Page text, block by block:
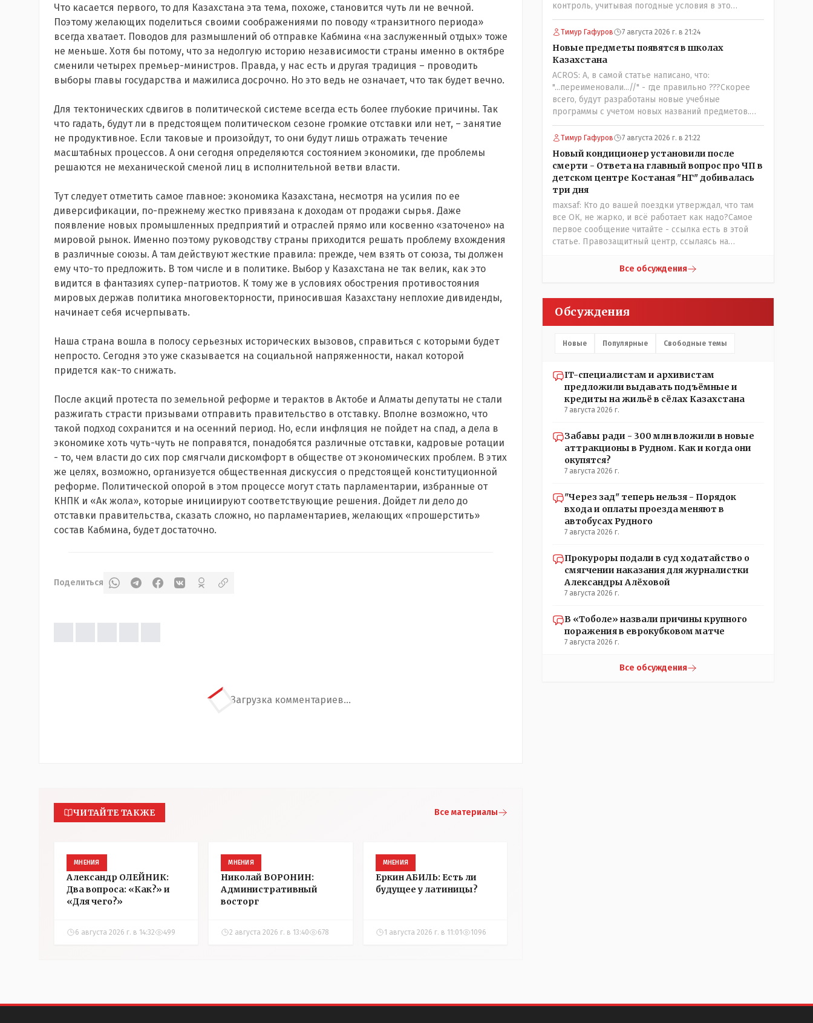
Что касается первого, то для Казахстана эта тема, похоже, становится чуть ли не вечной.
Поэтому желающих поделиться своими соображениями по поводу «транзитного периода»
всегда хватает. Поводов для размышлений об отправке Кабмина «на заслуженный отдых» тоже
не меньше. Хотя бы потому, что за недолгую историю независимости страны именно в октябре
сменили четырех премьер-министров. Правда, у нас есть и другая традиция – проводить
выборы главы государства и мажилиса досрочно. Но это ведь не означает, что так будет вечно.
Для тектонических сдвигов в политической системе всегда есть более глубокие причины. Так
что гадать, будут ли в предстоящем политическом сезоне громкие отставки или нет, – занятие
не продуктивное. Если таковые и произойдут, то они будут лишь отражать течение
масштабных процессов. А они сегодня определяются состоянием экономики, где проблемы
решаются не механической сменой лиц в исполнительной ветви власти.
Тут следует отметить самое главное: экономика Казахстана, несмотря на усилия по ее
диверсификации, по-прежнему жестко привязана к доходам от продажи сырья. Даже
появление новых промышленных предприятий и отраслей прямо или косвенно «заточено» на
мировой рынок. Именно поэтому руководству страны приходится решать проблему вхождения
в различные союзы. А там действуют жесткие правила: прежде, чем взять от союза, ты должен
ему что-то предложить. В том числе и в политике. Выбор у Казахстана не так велик, как это
видится в фантазиях супер-патриотов. К тому же в условиях обострения противостояния
мировых держав политика многовекторности, приносившая Казахстану неплохие дивиденды,
начинает себя исчерпывать.
Наша страна вошла в полосу серьезных исторических вызовов, справиться с которыми будет
непросто. Сегодня это уже сказывается на социальной напряженности, накал которой
придется как-то снижать.
После акций протеста по земельной реформе и терактов в Актобе и Алматы депутаты не стали
разжигать страсти призывами отправить правительство в отставку. Вполне возможно, что
такой подход сохранится и на осенний период. Но, если инфляция не пойдет на спад, а дела в
экономике хоть чуть-чуть не поправятся, понадобятся различные отставки, кадровые ротации
- то, чем власти до сих пор смягчали дискомфорт в обществе от экономических проблем. В этих
же целях, возможно, организуется общественная дискуссия о предстоящей конституционной
реформе. Политической опорой в этом процессе могут стать парламентарии, избранные от
КНПК и «Ак жола», которые инициируют соответствующие решения. Дойдет ли дело до
отставки правительства, сказать сложно, но парламентариев, желающих «прошерстить»
состав Кабмина, будет достаточно.
Поделиться
Загрузка комментариев...
ЧИТАЙТЕ ТАКЖЕ Все материалы
МНЕНИЯ
Александр ОЛЕЙНИК:
Два вопроса: «Как?» и
«Для чего?»
6 августа 2026 г. в 14:32 499
МНЕНИЯ
Николай ВОРОНИН:
Административный
восторг
2 августа 2026 г. в 13:40 678
МНЕНИЯ
Еркин АБИЛЬ: Есть ли
будущее у латиницы?
1 августа 2026 г. в 11:01 1096
контроль, учитывая погодные условия в это
лето.Мы решили. что это - противоречие. Вы
считаете иначе?Ну тут противоречия нет. Этот
трагедии, то есть 29 июля, когда спешно
установили и воду, и новые кондиционеры, и
впервые поставили температурный режим на
контроль. То есть первая часть - информация до
трагедии, вторая часть - информация после
трагедии, когда все уже было исправлено.
Тимур Гафуров 7 августа 2026 г. в 21:24
Новые предметы появятся в школах
Казахстана
ACROS: А, в самой статье написано, что:
"...переименовали...//" - где правильно ???Скорее
всего, будут разработаны новые учебные
программы с учетом новых названий предметов.
Так что предметы - новые. Хоть и
переименованные)
Тимур Гафуров 7 августа 2026 г. в 21:22
Новый кондиционер установили после
смерти - Ответа на главный вопрос про ЧП в
детском центре Костаная "НГ" добивалась
три дня
maxsaf: Кто до вашей поездки утверждал, что там
все ОК, не жарко, и всё работает как надо?Самое
первое сообщение читайте - ссылка есть в этой
статье. Правозащитный центр, ссылаясь на
чате, которые прислали ему в виде
времени их установили только в помещениях,
предназначенных для административно-
управленческого персонала. И Также в каждой
группе установлены кондиционеры, питьевой и
контроль, учитывая погодные условия в это лето.
Мы решили. что это - противоречие. Вы считаете
иначе?
Все обсуждения
Обсуждения
Новые Популярные Свободные темы
IT-специалистам и архивистам
предложили выдавать подъёмные и
кредиты на жильё в сёлах Казахстана
7 августа 2026 г.
Забавы ради - 300 млн вложили в новые
аттракционы в Рудном. Как и когда они
окупятся?
7 августа 2026 г.
"Через зад" теперь нельзя - Порядок
входа и оплаты проезда меняют в
автобусах Рудного
7 августа 2026 г.
Прокуроры подали в суд ходатайство о
смягчении наказания для журналистки
Александры Алёховой
7 августа 2026 г.
В «Тоболе» назвали причины крупного
поражения в еврокубковом матче
7 августа 2026 г.
Все обсуждения